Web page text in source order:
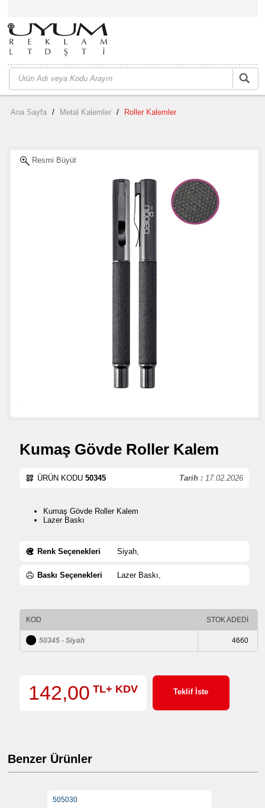
Ana Sayfa / Metal Kalemler / Roller Kalemler
Resmi Büyüt
Kumaş Gövde Roller Kalem
Tarih : 17.02.2026
ÜRÜN KODU 50345
Kumaş Gövde Roller Kalem
Lazer Baskı
Renk Seçenekleri Siyah,
Baskı Seçenekleri Lazer Baskı,
KOD STOK ADEDİ
50345 - Siyah 4660
142,00 TL+ KDV Teklif İste
Benzer Ürünler
505030